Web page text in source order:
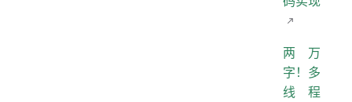
两万
字！多
线程